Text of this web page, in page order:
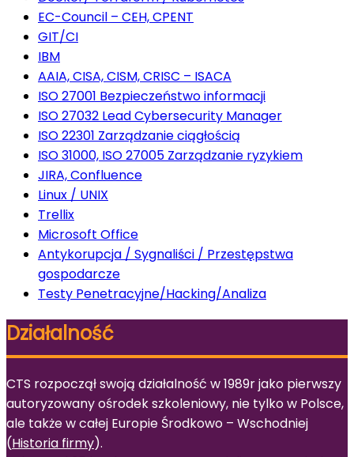
EC-Council – CEH, CPENT
GIT/CI
IBM
AAIA, CISA, CISM, CRISC – ISACA
ISO 27001 Bezpieczeństwo informacji
ISO 27032 Lead Cybersecurity Manager
ISO 22301 Zarządzanie ciągłością
ISO 31000, ISO 27005 Zarządzanie ryzykiem
JIRA, Confluence
Linux / UNIX
Trellix
Microsoft Office
Antykorupcja / Sygnaliści / Przestępstwa
gospodarcze
Testy Penetracyjne/Hacking/Analiza
Działalność
CTS rozpoczął swoją działalność w 1989r jako pierwszy
autoryzowany ośrodek szkoleniowy, nie tylko w Polsce,
ale także w całej Europie Środkowo – Wschodniej
(Historia firmy).